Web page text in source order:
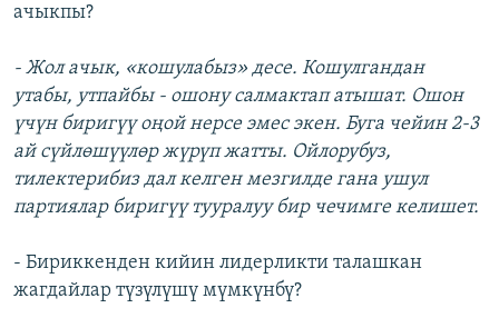
ачыкпы?
- Жол ачык, «кошулабыз» десе. Кошулгандан
утабы, утпайбы - ошону салмактап атышат. Ошон
үчүн биригүү оңой нерсе эмес экен. Буга чейин 2-3
ай сүйлөшүүлөр жүрүп жатты. Ойлорубуз,
тилектерибиз дал келген мезгилде гана ушул
партиялар биригүү тууралуу бир чечимге келишет.
- Бириккенден кийин лидерликти талашкан
жагдайлар түзүлүшү мүмкүнбү?